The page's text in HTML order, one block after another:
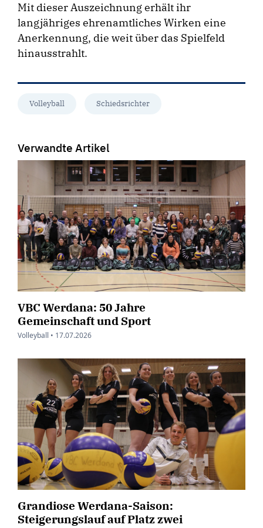
Mit dieser Auszeichnung erhält ihr
langjähriges ehrenamtliches Wirken eine
Anerkennung, die weit über das Spielfeld
hinausstrahlt.
Volleyball Schiedsrichter
Verwandte Artikel
VBC Werdana: 50 Jahre
Gemeinschaft und Sport
Volleyball • 17.07.2026
Grandiose Werdana-Saison:
Steigerungslauf auf Platz zwei